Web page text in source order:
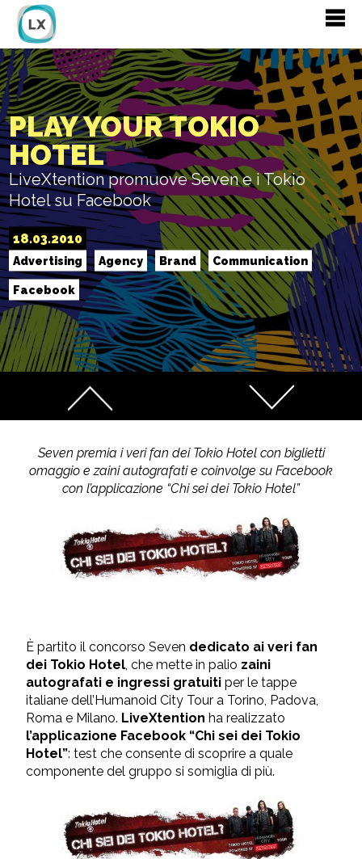
PLAY YOUR TOKIO
HOTEL
LiveXtention promuove Seven e i Tokio
Hotel su Facebook
18.03.2010
Advertising Agency Brand Communication
Facebook
Seven premia i veri fan dei Tokio Hotel con biglietti
omaggio e zaini autografati e coinvolge su Facebook
con l’applicazione “Chi sei dei Tokio Hotel”
È partito il concorso Seven dedicato ai veri fan
dei Tokio Hotel, che mette in palio zaini
autografati e ingressi gratuitiper le tappe
italiane dell’Humanoid City Tour a Torino, Padova,
Roma e Milano. LiveXtentionha realizzato
l’applicazione Facebook “Chi sei dei Tokio
Hotel”: test che consente di scoprire a quale
componente del gruppo si somiglia di più.